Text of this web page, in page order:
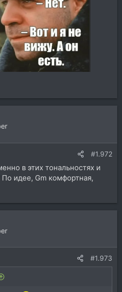
#1.972
в этих тональностях и
идее, Gm комфортная,
#1.973